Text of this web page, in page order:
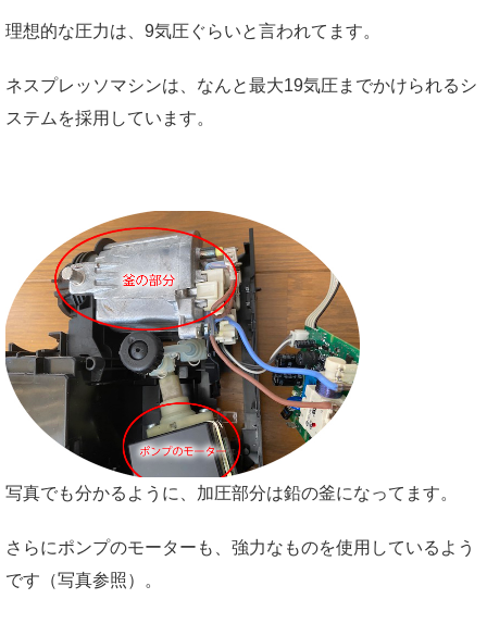
理想的な圧力は、9気圧ぐらいと言われてます。
ネスプレッソマシンは、なんと最大19気圧までかけられるシ
ステムを採用しています。
写真でも分かるように、加圧部分は鉛の釜になってます。
さらにポンプのモーターも、強力なものを使用しているよう
です（写真参照）。